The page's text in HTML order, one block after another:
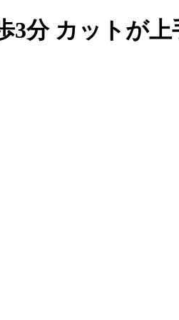
3分 カットが